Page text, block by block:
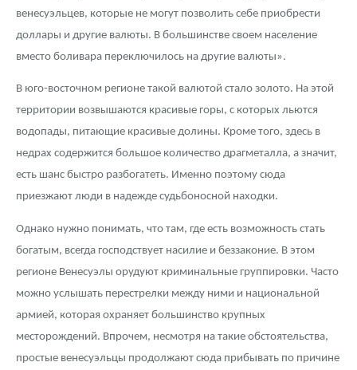
венесуэльцев, которые не могут позволить себе приобрести
доллары и другие валюты. В большинстве своем население
вместо боливара переключилось на другие валюты».
В юго-восточном регионе такой валютой стало золото. На этой
территории возвышаются красивые горы, с которых льются
водопады, питающие красивые долины. Кроме того, здесь в
недрах содержится большое количество драгметалла, а значит,
есть шанс быстро разбогатеть. Именно поэтому сюда
приезжают люди в надежде судьбоносной находки.
Однако нужно понимать, что там, где есть возможность стать
богатым, всегда господствует насилие и беззаконие. В этом
регионе Венесуэлы орудуют криминальные группировки. Часто
можно услышать перестрелки между ними и национальной
армией, которая охраняет большинство крупных
месторождений. Впрочем, несмотря на такие обстоятельства,
простые венесуэльцы продолжают сюда прибывать по причине